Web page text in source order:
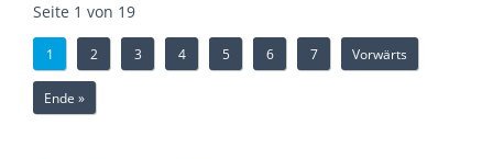
Seite 1 von 19
1 2 3 4 5 6 7 Vorwärts
Ende »